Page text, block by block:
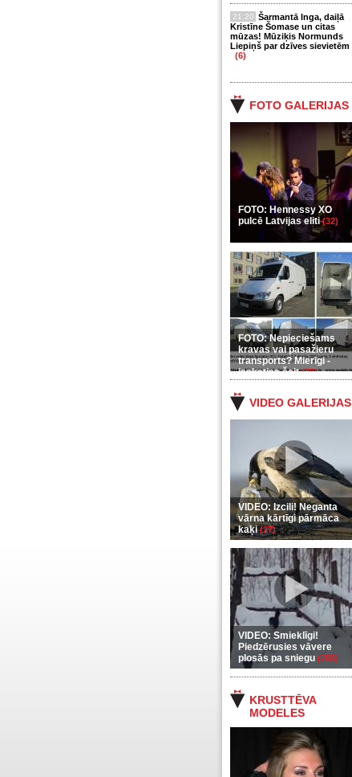
21:20 Šarmantā Inga, daiļā
Kristīne Šomase un citas
mūzas! Mūziķis Normunds
Liepiņš par dzīves sievietēm
(6)
FOTO GALERIJAS
FOTO: Hennessy XO
pulcē Latvijas eliti(32)
FOTO: Nepieciešams
kravas vai pasažieru
transports? Mierīgi -
ieskaties šeit(35)
VIDEO GALERIJAS
VIDEO: Izcili! Neganta
vārna kārtīgi pārmāca
kaķi(37)
VIDEO: Smieklīgi!
Piedzērusies vāvere
plosās pa sniegu (255)
KRUSTTĒVA
MODELES